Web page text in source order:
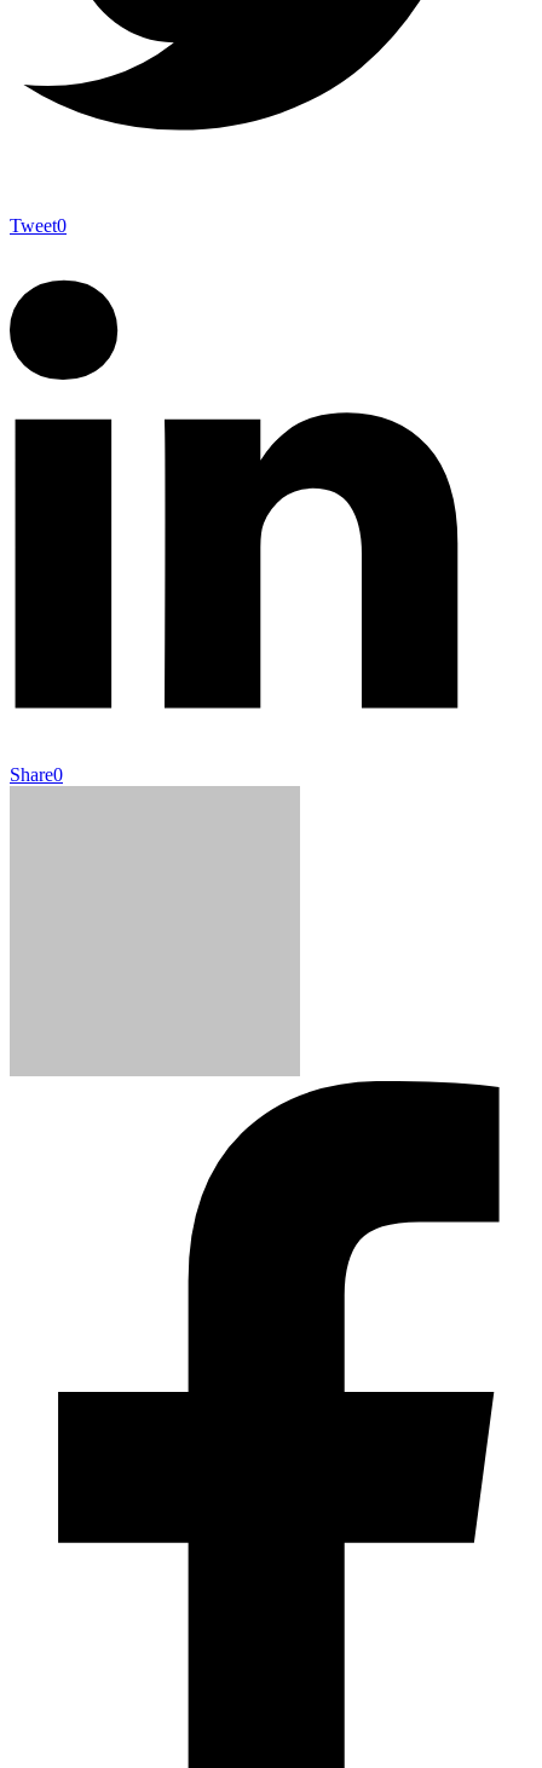
Tweet0
Share0